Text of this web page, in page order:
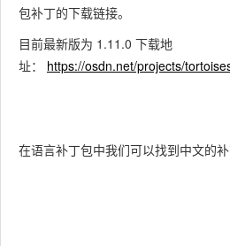
包补丁的下载链接。
目前最新版为 1.11.0 下载地
址： https://osdn.net/projects/
在语言补丁包中我们可以找到中文的补